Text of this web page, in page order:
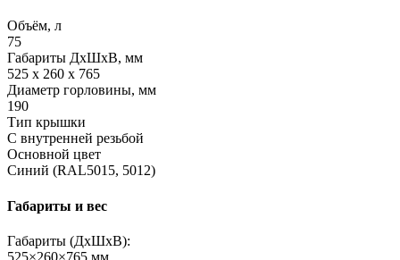
Объём, л
75
Габариты ДхШхВ, мм
525 x 260 x 765
Диаметр горловины, мм
190
Тип крышки
С внутренней резьбой
Основной цвет
Синий (RAL5015, 5012)
Габариты и вес
Габариты (ДхШхВ):
525×260×765 мм